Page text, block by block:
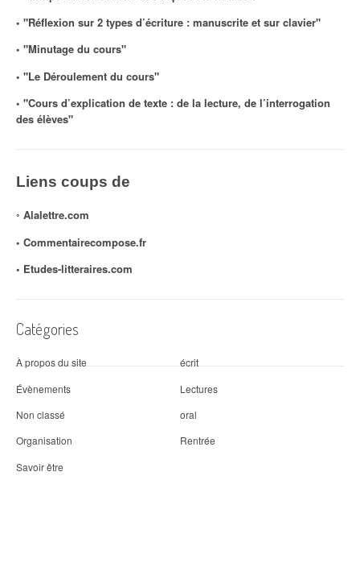
◦ "Réflexion sur 2 types d’écriture : manuscrite et sur clavier"
◦ "Minutage du cours"
◦ "Le Déroulement du cours"
◦ "Cours d’explication de texte : de la lecture, de l’interrogation
des élèves"
Liens coups de
◦ Alalettre.com
◦ Commentairecompose.fr
◦ Etudes-litteraires.com
Catégories
À propos du site
écrit
Évènements
Lectures
Non classé
oral
Organisation
Rentrée
Savoir être